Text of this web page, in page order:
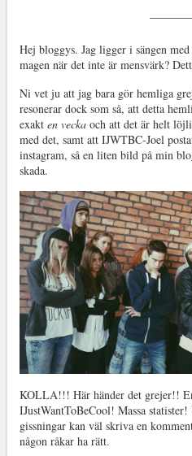
Hej bloggys. Jag ligger i sängen
magen när det inte är mensvärk?
Ni vet ju att jag bara gör hemliga
resonerar dock som så, att detta
exakt en vecka och att det är helt
med det, samt att IJWTBC-Joel
instagram, så en liten bild på min
skada.
KOLLA!!! Här händer det grejer!!
IJustWantToBeCool! Massa
gissningar kan väl skriva en
någon råkar ha rätt.